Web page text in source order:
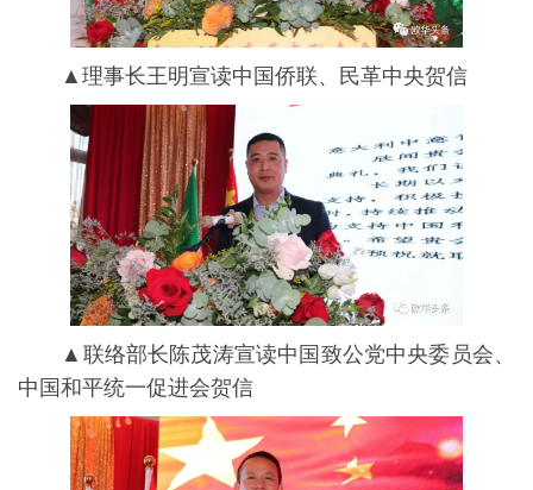
▲理事长王明宣读中国侨联、民革中央贺信
▲联络部长陈茂涛宣读中国致公党中央委员会、
中国和平统一促进会贺信